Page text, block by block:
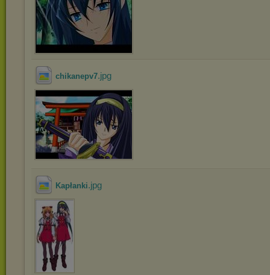
chikanepv7.jpg
Kapłanki.jpg